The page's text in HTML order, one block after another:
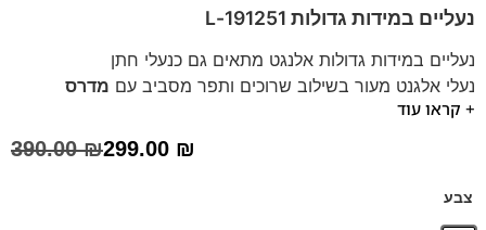
נעליים במידות גדולות 191251-L
נעליים במידות גדולות אלנגט מתאים גם כנעלי חתן
נעלי אלגנט מעור בשילוב שרוכים ותפר מסביב עם מדרס
"היברידי תומך"
+ קראו עוד
390.00₪299.00 ₪
צבע